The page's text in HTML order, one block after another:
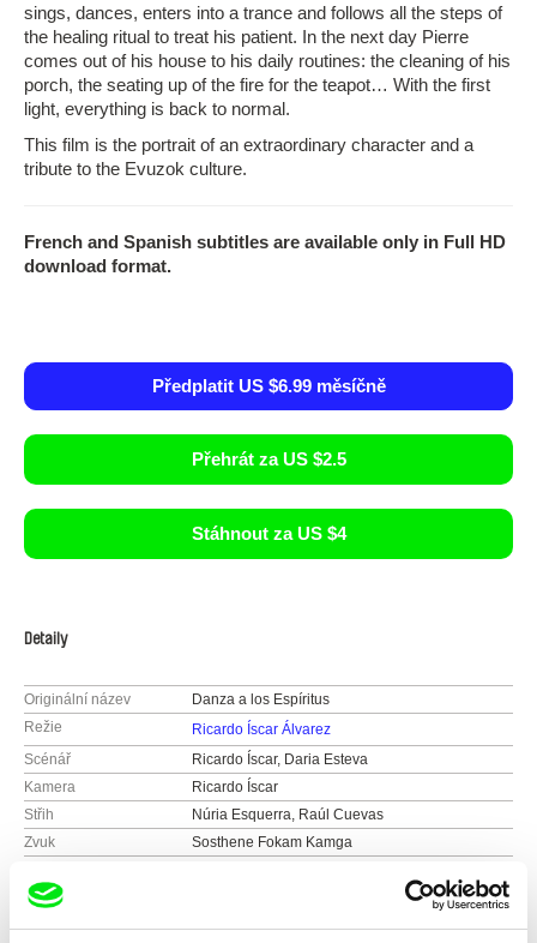
sings, dances, enters into a trance and follows all the steps of
the healing ritual to treat his patient. In the next day Pierre
comes out of his house to his daily routines: the cleaning of his
porch, the seating up of the fire for the teapot… With the first
light, everything is back to normal.
This film is the portrait of an extraordinary character and a
tribute to the Evuzok culture.
French and Spanish subtitles are available only in Full HD
download format.
Předplatit US $6.99 měsíčně
Přehrát za US $2.5
Stáhnout za US $4
Detaily
Originální název
Danza a los Espíritus
Režie
Ricardo Íscar Álvarez
Scénář
Ricardo Íscar, Daria Esteva
Kamera
Ricardo Íscar
Střih
Núria Esquerra, Raúl Cuevas
Zvuk
Sosthene Fokam Kamga
Rok
Země
Španělsko